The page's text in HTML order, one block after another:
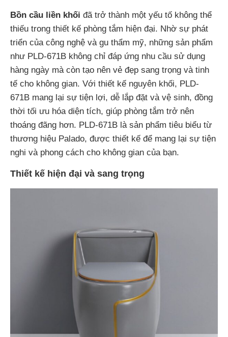
Bồn cầu liền khối đã trở thành một yếu tố không thể
thiếu trong thiết kế phòng tắm hiện đại. Nhờ sự phát
triển của công nghệ và gu thẩm mỹ, những sản phẩm
như PLD-671B không chỉ đáp ứng nhu cầu sử dụng
hàng ngày mà còn tạo nên vẻ đẹp sang trọng và tinh
tế cho không gian. Với thiết kế nguyên khối, PLD-
671B mang lại sự tiện lợi, dễ lắp đặt và vệ sinh, đồng
thời tối ưu hóa diện tích, giúp phòng tắm trở nên
thoáng đãng hơn. PLD-671B là sản phẩm tiêu biểu từ
thương hiệu Palado, được thiết kế để mang lại sự tiện
nghi và phong cách cho không gian của bạn.
Thiết kế hiện đại và sang trọng